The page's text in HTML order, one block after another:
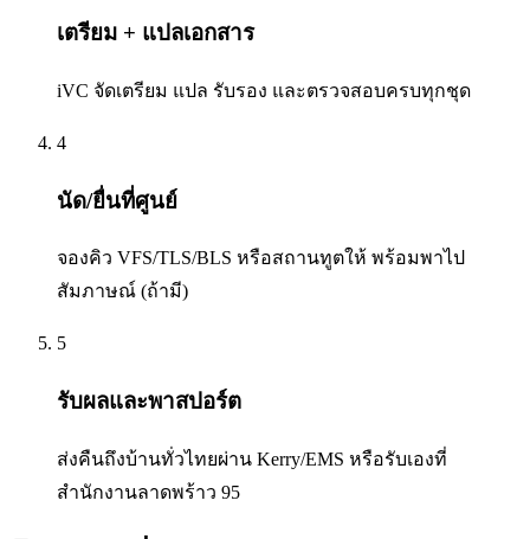
เตรียม + แปลเอกสาร
iVC จัดเตรียม แปล รับรอง และตรวจสอบครบทุกชุด
4
นัด/ยื่นที่ศูนย์
จองคิว VFS/TLS/BLS หรือสถานทูตให้ พร้อมพาไป
สัมภาษณ์ (ถ้ามี)
5
รับผลและพาสปอร์ต
ส่งคืนถึงบ้านทั่วไทยผ่าน Kerry/EMS หรือรับเองที่
สำนักงานลาดพร้าว 95